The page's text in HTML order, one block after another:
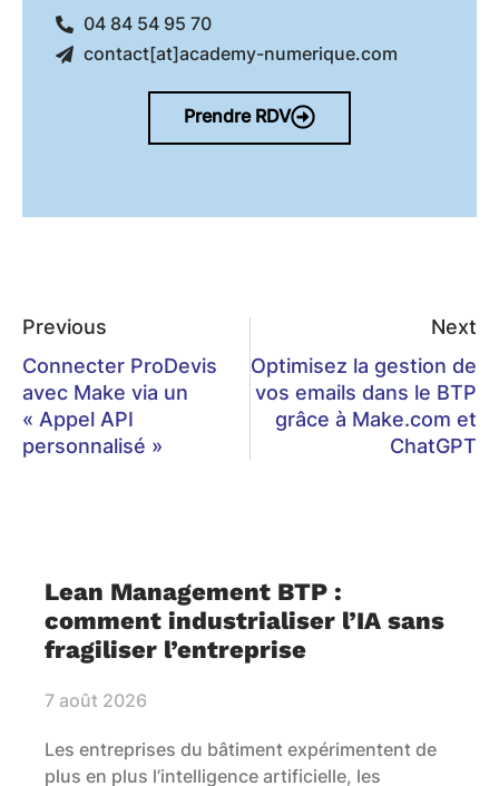
04 84 54 95 70
contact[at]academy-numerique.com
Prendre RDV
Previous
Connecter ProDevis
avec Make via un
« Appel API
personnalisé »
Next
Optimisez la gestion de
vos emails dans le BTP
grâce à Make.com et
ChatGPT
Lean Management BTP :
comment industrialiser l’IA sans
fragiliser l’entreprise
7 août 2026
Les entreprises du bâtiment expérimentent de
plus en plus l’intelligence artificielle, les